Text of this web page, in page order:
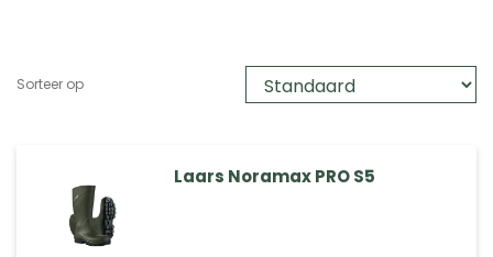
Sorteer op
Laars Noramax PRO S5